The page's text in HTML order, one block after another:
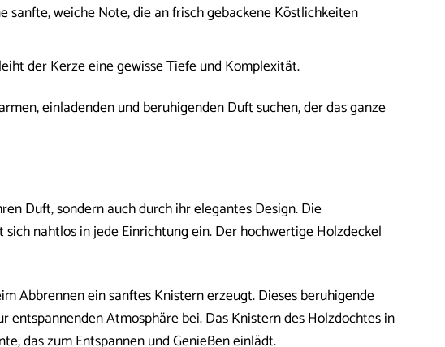
weiche Note, die an frisch gebackene Köstlichkeiten
der Kerze eine gewisse Tiefe und Komplexität.
einladenden und beruhigenden Duft suchen, der das ganze
Duft, sondern auch durch ihr elegantes Design. Die
nahtlos in jede Einrichtung ein. Der hochwertige Holzdeckel
Abbrennen ein sanftes Knistern erzeugt. Dieses beruhigende
Atmosphäre bei. Das Knistern des Holzdochtes in
das zum Entspannen und Genießen einlädt.